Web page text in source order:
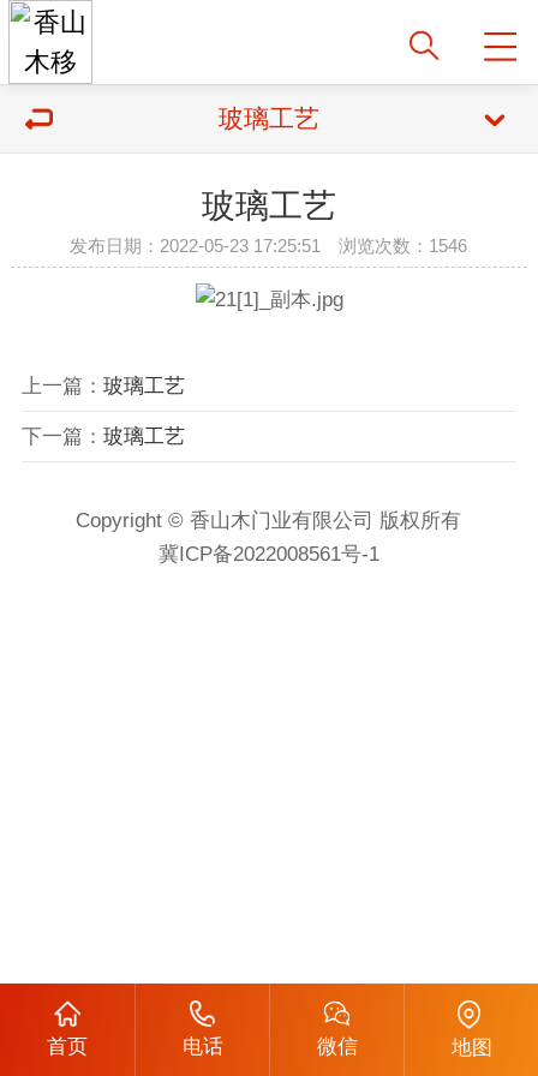
玻璃工艺
玻璃工艺
发布日期：2022-05-23 17:25:51 浏览次数：1546
上一篇： 玻璃工艺
下一篇： 玻璃工艺
Copyright © 香山木门业有限公司 版权所有
冀ICP备2022008561号-1
首页 电话 微信 地图